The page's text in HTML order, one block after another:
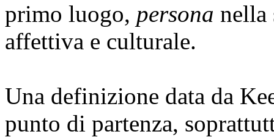
primo luogo, persona nella
affettiva e culturale.
Una definizione data da
punto di partenza,